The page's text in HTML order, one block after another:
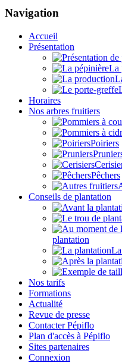
Navigation
Accueil
Présentation
La
Horaires
Nos arbres fruitiers
Poiriers
Pêchers
Conseils de plantation
plantation
Nos tarifs
Formations
Actualité
Revue de presse
Contacter Pépiflo
Plan d'accès à Pépiflo
Sites partenaires
Connexion